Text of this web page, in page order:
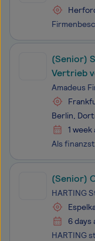
(Senior)
Vertrieb
Amadeus
Berlin,
1 week
(Senior)
HARTING
6 days